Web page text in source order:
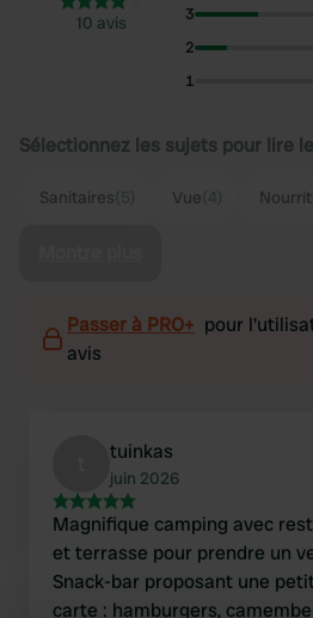
10 avis
3
2
1
Sélectionnez les sujets pour lire
Sanitaires Vue
Passer à PRO+ pour
avis
tuinkas
juin 2026
Magnifique camping avec
et terrasse pour prendre un
Snack-bar proposant une
carte : hamburgers,